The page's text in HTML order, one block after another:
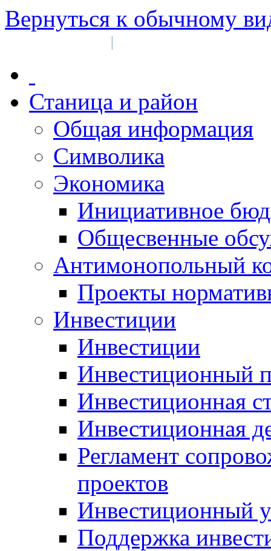
Вернуться к обычному
|
Станица и район
Общая информация
Символика
Экономика
Инициативное
Общесвенные
Антимонопольный
Проекты
Инвестиции
Инвестиции
Инвестиционный
Инвестиционная
Инвестиционная
Регламент
проектов
Инвестиционный
Поддержка